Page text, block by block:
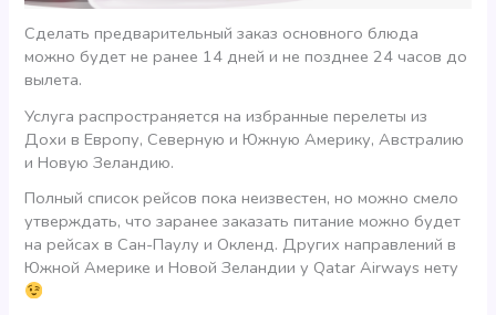
Сделать предварительный заказ основного блюда
можно будет не ранее 14 дней и не позднее 24 часов до
вылета.
Услуга распространяется на избранные перелеты из
Дохи в Европу, Северную и Южную Америку, Австралию
и Новую Зеландию.
Полный список рейсов пока неизвестен, но можно смело
утверждать, что заранее заказать питание можно будет
на рейсах в Сан-Паулу и Окленд. Других направлений в
Южной Америке и Новой Зеландии у Qatar Airways нету